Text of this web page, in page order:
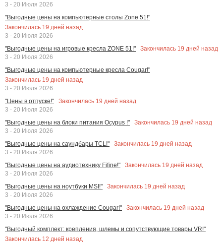
3 - 20 Июля 2026
"Выгодные цены на компьютерные столы Zone 51!"
Закончилась 19 дней назад
3 - 20 Июля 2026
"Выгодные цены на игровые кресла ZONE 51!"
Закончилась 19 дней назад
3 - 20 Июля 2026
"Выгодные цены на компьютерные кресла Cougar!"
Закончилась 19 дней назад
3 - 20 Июля 2026
"Цены в отпуске!"
Закончилась 19 дней назад
3 - 20 Июля 2026
"Выгодные цены на блоки питания Ocypus !"
Закончилась 19 дней назад
3 - 20 Июля 2026
"Выгодные цены на саундбары TCL!"
Закончилась 19 дней назад
3 - 20 Июля 2026
"Выгодные цены на аудиотехнику Fifine!"
Закончилась 19 дней назад
3 - 20 Июля 2026
"Выгодные цены на ноутбуки MSI!"
Закончилась 19 дней назад
3 - 20 Июля 2026
"Выгодные цены на охлаждение Cougar!"
Закончилась 19 дней назад
3 - 20 Июля 2026
"Выгодный комплект: крепления, шлемы и сопутствующие товары VR!"
Закончилась 12 дней назад